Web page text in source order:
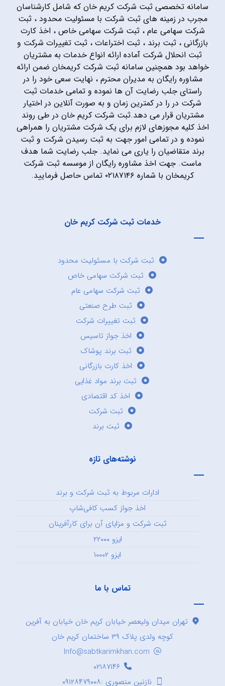
سامانه تخصصی ثبت شرکت کریم خان که شامل کارشناسان
مجرب در زمینه های ثبت شرکت با مسئولیت محدود ، ثبت
شرکت سهامی عام ، ثبت شرکت سهامی خاص ، اخذ کارت
بازرگانی ، ثبت برند ، ثبت اختراعات ، ثبت تغییرات شرکت و
ثبت انحلال شرکت آماده ارائه انواع خدمات به مشتریان
خواهد بود همچنین سامانه ثبت شرکت کریمخان ضمن ارائه
مشاوره رایگان به مدیران محترم ، نهایت سعی خود را در
راستای جلب رضایت آن ها نموده و تمامی خدمات ثبت
شرکت در را در کمترین زمان و به صورت آنلاین در اختیار
مشتریان قرار می دهد.ثبت شرکت کریم خان در طی روند
اخذ کلیه مجوزهای لازم برای یک شرکت مشتریان را همراهی
نموده و در تمامی امور جهت به ثبت رسیدن شرکت و ثبت
برند متقاضیان را یاری می نماید. جلب رضایت شما هدف
ماست. جهت اخذ مشاوره رایگان از موسسه ثبت شرکت
کریمخان با شماره ۰۲۱۸۷۱۴۶ تماس حاصل فرمایید.
خدمات ثبت شرکت کریم خان
ثبت شرکت با مسئولیت محدود
ثبت شرکت سهامی خاص
ثبت شرکت سهامی عام
ثبت طرح صنعتی
ثبت تغییرات شرکت
اخذ جواز تاسیس
ثبت برند پوشاک
اخذ کارت بازرگانی
ثبت برند مواد غذایی
اخذ کد اقتصادی
ثبت شرکت
ثبت برند
نوشته‌های تازه
ادارات مربوط به ثبت شرکت و برند
اخذ جواز کسب کافی‌شاپ
ثبت شرکت و مزایای آن برای کارآفرینان
ایزو ۲۲۰۰۰
ایزو ۱۰۰۰۲
تماس با ما
تهران میدان ولیعصر خیابان کریم خان خیابان به آفرین
کوچه ولدی پلاک ۳۹ ساختمان کریم خان
Info@sabtkarimkhan.com
۰۲۱۸۷۱۴۶
نازنین منصوری :۰۹۱۲۸۴۷۹۰۰۸